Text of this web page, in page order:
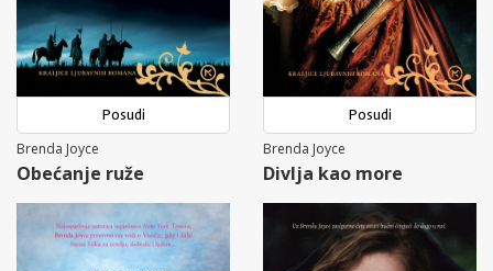
Posudi
Brenda Joyce
Obećanje ruže
Posudi
Brenda Joyce
Divlja kao more